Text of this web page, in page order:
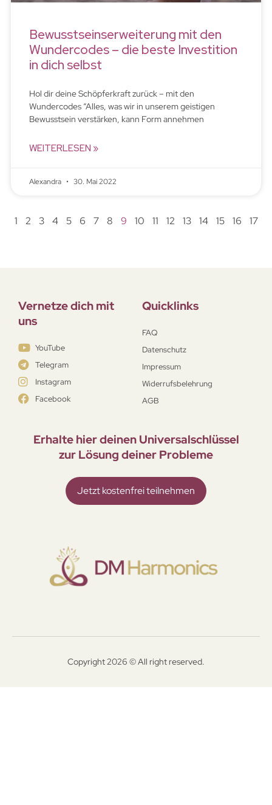
Bewusstseinserweiterung mit den
Wundercodes – die beste Investition
in dich selbst
Hol dir deine Schöpferkraft zurück – mit den
Wundercodes “Alles, was wir in unserem geistigen
Bewusstsein verstärken, kann Form annehmen
WEITERLESEN »
Alexandra 30. Mai 2022
1 2 3 4 5 6 7 8 9 10 11 12 13 14 15 16 17
Vernetze dich mit
uns
YouTube
Telegram
Instagram
Facebook
Quicklinks
FAQ
Datenschutz
Impressum
Widerrufsbelehrung
AGB
Erhalte hier deinen Universal­schlüssel
zur Lösung deiner Probleme
Jetzt kostenfrei teilnehmen
Copyright 2026 © All right reserved.